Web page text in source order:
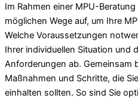
Im Rahmen einer MPU-
möglichen Wege auf, um Ihre
Welche Voraussetzungen
Ihrer individuellen Situation und
Anforderungen ab. Gemeinsam
Maßnahmen und Schritte, die
einhalten sollten. So sind Sie